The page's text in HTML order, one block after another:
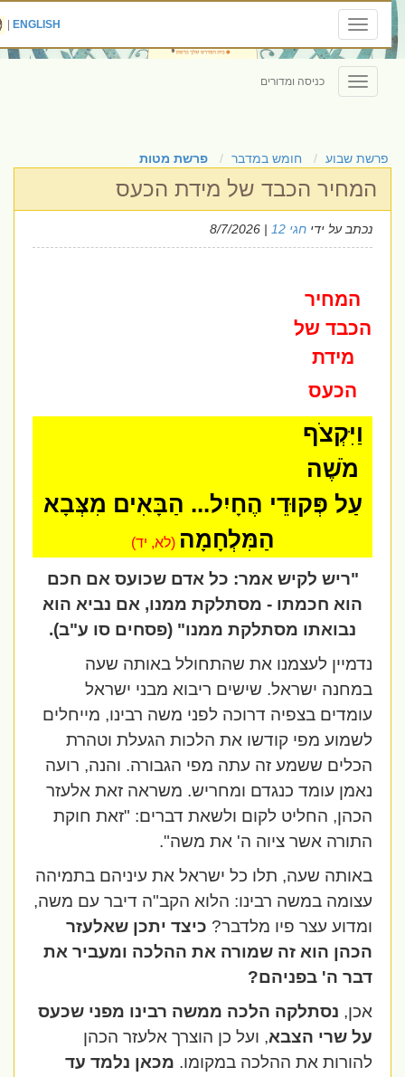
Toggle
navigation
ENGLISH
|
Toggle
navigation
כניסה ומדורים
פרשת שבוע חומש במדבר פרשת מטות
המחיר הכבד של מידת הכעס
נכתב על ידיחגי 12 | 8/7/2026
המחיר
הכבד של
מידת
הכעס
וַיִּקְצֹף
מֹשֶׁה
עַל פְּקוּדֵי הֶחָיִל... הַבָּאִים מִצְּבָא
הַמִּלְחָמָה (לא, יד)
"ריש לקיש אמר: כל אדם שכועס אם חכם
הוא חכמתו - מסתלקת ממנו, אם נביא הוא
נבואתו מסתלקת ממנו" (פסחים סו ע"ב).
נדמיין לעצמנו את שהתחולל באותה שעה
במחנה ישראל. שישים ריבוא מבני ישראל
עומדים בצפיה דרוכה לפני משה רבינו, מייחלים
לשמוע מפי קודשו את הלכות הגעלת וטהרת
הכלים ששמע זה עתה מפי הגבורה. והנה, רועה
נאמן עומד כנגדם ומחריש. משראה זאת אלעזר
הכהן, החליט לקום ולשאת דברים: "זאת חוקת
התורה אשר ציוה ה' את משה".
באותה שעה, תלו כל ישראל את עיניהם בתמיהה
עצומה במשה רבינו: הלוא הקב"ה דיבר עם משה,
ומדוע עצר פיו מלדבר?כיצד יתכן שאלעזר
הכהן הוא זה שמורה את ההלכה ומעביר את
דבר ה' בפניהם?
אכן,נסתלקה הלכה ממשה רבינו מפני שכעס
על שרי הצבא, ועל כן הוצרך אלעזר הכהן
להורות את ההלכה במקומו.מכאן נלמד עד